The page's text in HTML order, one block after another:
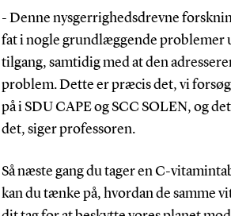
- Denne nysgerrighedsdrevne
fat i nogle grundlæggende problemer
tilgang, samtidig med at den
problem. Dette er præcis det, vi
på i SDU CAPE og SCC SOLEN, og
det, siger professoren.
Så næste gang du tager en C-
kan du tænke på, hvordan de samme